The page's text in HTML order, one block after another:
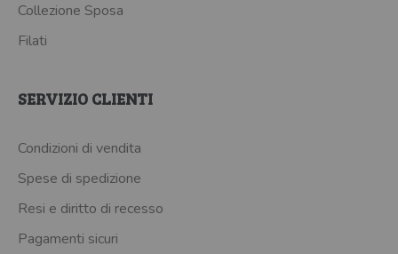
Collezione Sposa
Filati
SERVIZIO CLIENTI
Condizioni di vendita
Spese di spedizione
Resi e diritto di recesso
Pagamenti sicuri